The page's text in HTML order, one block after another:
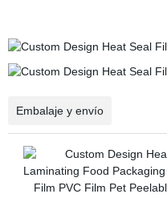
Embalaje y envío